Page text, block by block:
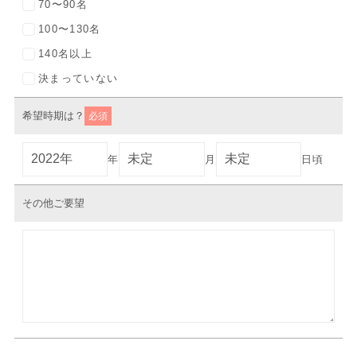
70〜90名
100〜130名
140名以上
決まっていない
希望時期は？ 必須
年 月 日頃
その他ご要望